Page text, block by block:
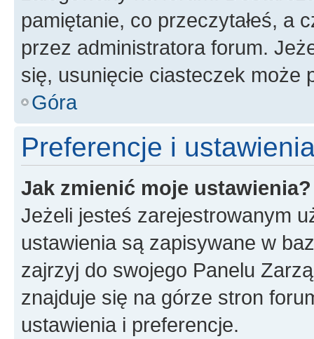
pamiętanie, co przeczytałeś, a
przez administratora forum.
się, usunięcie ciasteczek może
Góra
Preferencje i
Jak zmienić moje ustawienia?
Jeżeli jesteś zarejestrowanym
ustawienia są zapisywane w
zajrzyj do swojego Panelu
znajduje się na górze stron
ustawienia i preferencje.